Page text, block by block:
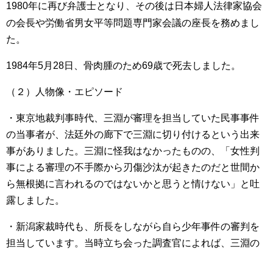
1980年に再び弁護士となり 、その後は日本婦人法律家協会
の会長や労働省男女平等問題専門家会議の座長を務めまし
た。
1984年5月28日、骨肉腫のため69歳で死去しました。
（２）人物像・エピソード
・東京地裁判事時代、三淵が審理を担当していた民事事件
の当事者が、法廷外の廊下で三淵に切り付けるという出来
事がありました。三淵に怪我はなかったものの、「女性判
事による審理の不手際から刃傷沙汰が起きたのだと世間か
ら無根拠に言われるのではないかと思うと情けない」と吐
露しました。
・新潟家裁時代も、所長をしながら自ら少年事件の審判を
担当しています。当時立ち会った調査官によれば、三淵の